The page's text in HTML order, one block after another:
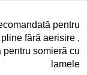
pentru
fără aerisire ,
pentru somieră cu
lamele